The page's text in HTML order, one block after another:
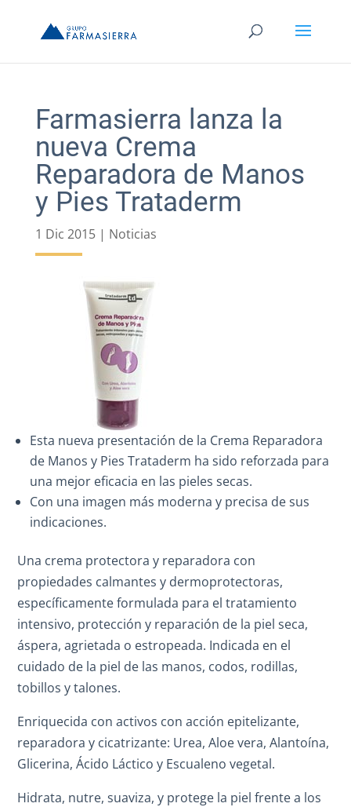
Farmasierra lanza la
nueva Crema
Reparadora de Manos
y Pies Trataderm
1 Dic 2015| Noticias
Esta nueva presentación de la Crema Reparadora
de Manos y Pies Trataderm ha sido reforzada para
una mejor eficacia en las pieles secas.
Con una imagen más moderna y precisa de sus
indicaciones.
Una crema protectora y reparadora con
propiedades calmantes y dermoprotectoras,
específicamente formulada para el tratamiento
intensivo, protección y reparación de la piel seca,
áspera, agrietada o estropeada. Indicada en el
cuidado de la piel de las manos, codos, rodillas,
tobillos y talones.
Enriquecida con activos con acción epitelizante,
reparadora y cicatrizante: Urea, Aloe vera, Alantoína,
Glicerina, Ácido Láctico y Escualeno vegetal.
Hidrata, nutre, suaviza, y protege la piel frente a los